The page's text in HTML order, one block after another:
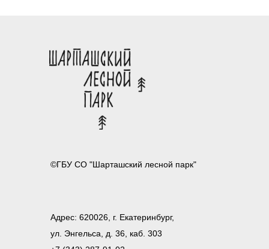
©ГБУ СО "Шарташский лесной парк"
Адрес: 620026, г. Екатеринбург,
ул. Энгельса, д. 36, каб. 303